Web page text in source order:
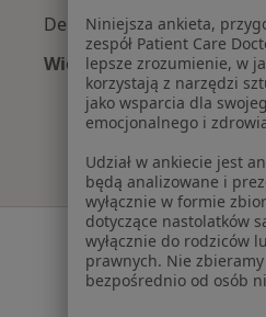
Dermatolodzy z Compensa
Więcej (10)
Więcej w kategorii:
Niniejsza ankieta,
zespół Patient Care
lepsze zrozumienie, w
korzystają z narzędzi
jako wsparcia dla
emocjonalnego i
Udział w ankiecie jest
będą analizowane i
wyłącznie w formie
dotyczące nastolatków
wyłącznie do rodziców
prawnych. Nie
bezpośrednio od osób